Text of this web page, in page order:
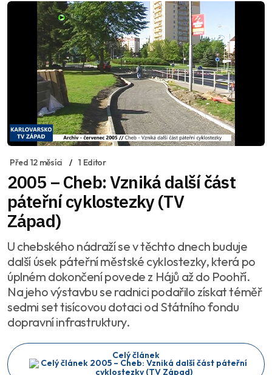
Před 12 měsíci 1 Editor
2005 – Cheb: Vzniká další část
páteřní cyklostezky (TV
Západ)
U chebského nádraží se v těchto dnech buduje
další úsek páteřní městské cyklostezky, která po
úplném dokončení povede z Hájů až do Poohří.
Na jeho výstavbu se radnici podařilo získat téměř
sedmi set tisícovou dotaci od Státního fondu
dopravní infrastruktury.
Celý článek